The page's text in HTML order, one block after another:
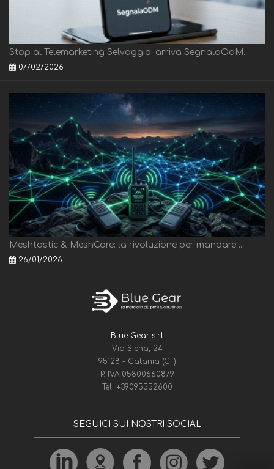
Stop al Telemarketing Selvaggio: arriva SegnalaOdM...
07/02/2026
Meshtastic & MeshCore: la rivoluzione per mandare ...
26/01/2026
Blue Gear s.r.l
Via Siena, 24
95128 - Catania (CT)
P. IVA 05800660879
Tel.
+39095552600
SEGUICI SUI NOSTRI SOCIAL